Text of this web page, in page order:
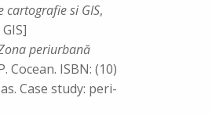
cartografie si GIS,
periurbană
Cocean. ISBN: (10)
Case study: peri-